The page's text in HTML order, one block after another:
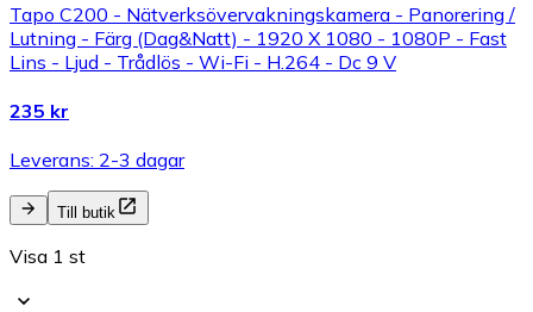
Tapo C200 - Nätverksövervakningskamera - Panorering /
Lutning - Färg (Dag&Natt) - 1920 X 1080 - 1080P - Fast
Lins - Ljud - Trådlös - Wi-Fi - H.264 - Dc 9 V
235 kr
Leverans: 2-3 dagar
Till butik
Visa 1 st